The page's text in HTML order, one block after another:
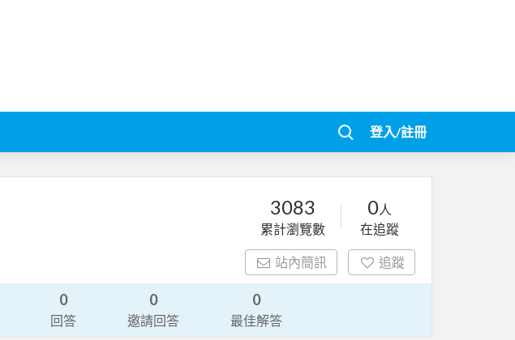
登入/註冊
3083
累計瀏覽數
0人
在追蹤
站內簡訊 追蹤
0
回答
0
邀請回答
0
最佳解答